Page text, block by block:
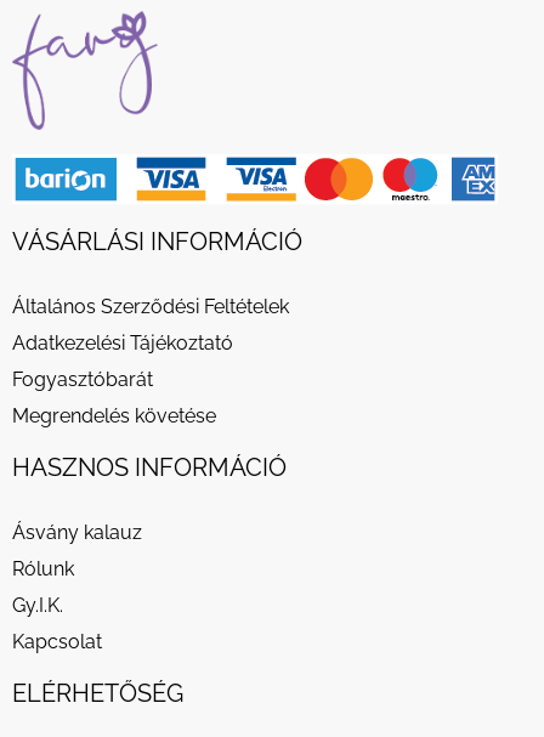
VÁSÁRLÁSI INFORMÁCIÓ
Általános Szerződési Feltételek
Adatkezelési Tájékoztató
Fogyasztóbarát
Megrendelés követése
HASZNOS INFORMÁCIÓ
Ásvány kalauz
Rólunk
Gy.I.K.
Kapcsolat
ELÉRHETŐSÉG